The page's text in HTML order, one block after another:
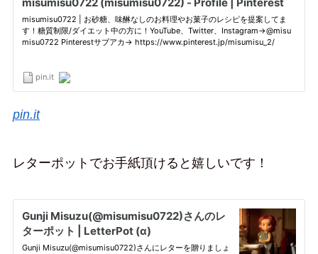
pin.it
レターポットでお手紙頂けると嬉しいです！